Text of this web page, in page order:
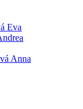
Eva
Anna